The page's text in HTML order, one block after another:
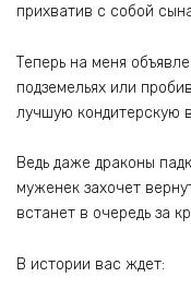
прихватив с собой
Теперь на меня
подземельях или
лучшую кондитерскую
Ведь даже драконы
муженек захочет
встанет в очередь за
В истории вас ждет: